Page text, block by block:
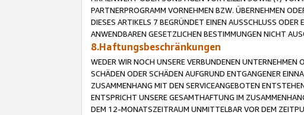
PARTNERPROGRAMM VORNEHMEN BZW. ÜBERNEHMEN
DIESES ARTIKELS 7 BEGRÜNDET EINEN AUSSCHLUSS
ANWENDBAREN GESETZLICHEN BESTIMMUNGEN NICHT
8.Haftungsbeschränkungen
WEDER WIR NOCH UNSERE VERBUNDENEN UNTERNEHMEN
SCHÄDEN ODER SCHÄDEN AUFGRUND ENTGANGENER
ZUSAMMENHANG MIT DEN SERVICEANGEBOTEN
ENTSPRICHT UNSERE GESAMTHAFTUNG IM
DEM 12-MONATSZEITRAUM UNMITTELBAR VOR DEM